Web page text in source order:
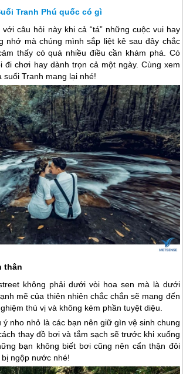
Tranh Phú quốc có gì
câu hỏi này khi cả “tá” những cuộc vui hay
nhớ mà chúng mình sắp liệt kê sau đây chắc
thấy có quá nhiều điều cần khám phá. Có
đi chơi hay dành trọn cả một ngày. Cùng xem
suối Tranh mang lại nhé!
thân
không phải dưới vòi hoa sen mà là dưới
mẽ của thiên nhiên chắc chắn sẽ mang đến
thú vị và không kém phần tuyệt diệu.
ý nho nhỏ là các bạn nên giữ gìn vệ sinh chung
thay đồ bơi và tắm sạch sẽ trước khi xuống
bạn không biết bơi cũng nên cẩn thận đôi
ngộp nước nhé!